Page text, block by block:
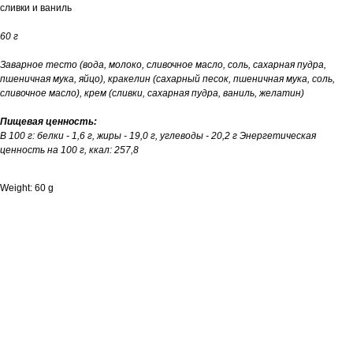
сливки и ваниль
60 г
Заварное тесто (вода, молоко, сливочное масло, соль, сахарная пудра,
пшеничная мука, яйцо), кракелин (сахарный песок, пшеничная мука, соль,
сливочное масло), крем (сливки, сахарная пудра, ваниль, желатин)
Пищевая ценность:
В 100 г: белки - 1,6 г, жиры - 19,0 г, углеводы - 20,2 г Энергетическая
ценность на 100 г, ккал: 257,8
Weight: 60 g